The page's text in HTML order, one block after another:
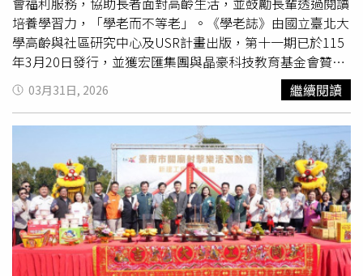
松柏雙樹，一個真正宜居的家「昇陽匯翠」分別為兩棟各自
獨立的純住宅社區，分別為「昇陽松翠」與「昇陽柏翠」。
兩塊基地均面朝公園首排並以此特點作為建築配置主軸，讓
住宅量體與音樂公園相互呼應，形成城市中難得的綠意住宅
風景。兩案格局坪效佳且戶戶開窗，明亮舒居是兩棟建築皆
有的規劃亮點。在基地規模、社區戶數與坪數大小配置上各
有定位，呈現不同的生活尺度。「松翠」基地約815坪，規
劃地上24層，屬地標級建築量體，擁有開闊棟距高樓景觀價
值，將大片自然景觀採光引入居家日常。規劃28、32、
39、45坪2~3房產品，格局寬闊餘裕，同時滿足板橋在地年
輕人首購或四口之家的換屋需求。「柏翠」基地約220坪，
規劃地上12層精質住宅，規劃17與29坪1~2房首購首換型產
品。相較「松翠」大尺度規劃，「柏翠」更強調精緻的生活
培養學習力，「學老而不等老」。《學老誌》由國立臺北大
學高齡與社區研究中心及USR計畫出版，第十一期已於115
年3月20日發行，並獲宏匯集團與晶豪科技教育基金會贊助
加印，總發行量達6000冊，將分送苗栗縣、嘉義縣、嘉義
市及屏東縣各1000冊。捐贈儀式中，由中心教授曾敏傑代
表捐出期刊，縣府社會處長張國棟、三義鄉長呂明忠、議員
羅貴星及勝興社區發展協會理事長陳志奇等人到場見證。賴
香伶並回贈感謝狀及客語有聲書《十六份庄頭傳奇》，勝興
社區志工與僑成國小學生也帶來表演致意。曾敏傑表示，
《學老誌》內容涵蓋高齡健康、學習活動與人物故事等，希
望透過知識與實例，讓長者在面對老化時不感孤單，並能以
更積極的態度迎接人生後半段，「要積極學老，不要被動等
老」。賴香伶指出，苗栗縣截至今年3月，65歲以上人口已
03月31日, 2026 繼續閱讀